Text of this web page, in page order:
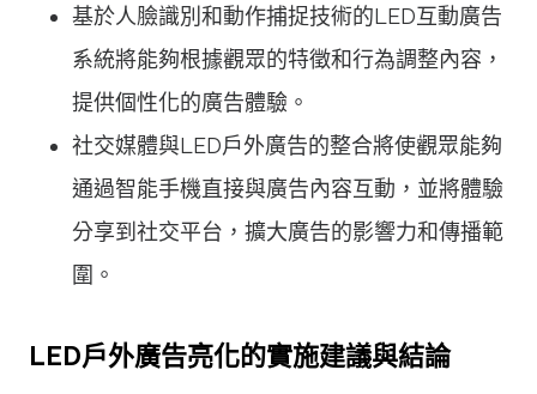
基於人臉識別和動作捕捉技術的LED互動廣告
系統將能夠根據觀眾的特徵和行為調整內容，
提供個性化的廣告體驗。
社交媒體與LED戶外廣告的整合將使觀眾能夠
通過智能手機直接與廣告內容互動，並將體驗
分享到社交平台，擴大廣告的影響力和傳播範
圍。
LED戶外廣告亮化的實施建議與結論